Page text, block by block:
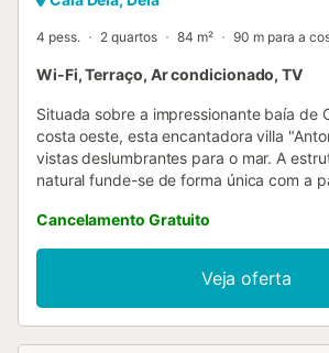
4 pess. 2 quartos 84 m² 90 m para a
Wi-Fi, Terraço, Ar condicionado, TV
Situada sobre a impressionante baía de
costa oeste, esta encantadora villa
vistas deslumbrantes para o mar. A
natural funde-se de forma única com a
perfeito para refeições ao ar livre sob o
ou para apanhar sol. As noites podem
fazer churrascos e a saborear pratos
pitoresco. Para aqueles que alugam um
se um veículo mais pequeno devido à
Cancelamento Gratuito
Veja oferta